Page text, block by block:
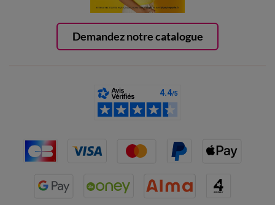
Demandez notre catalogue